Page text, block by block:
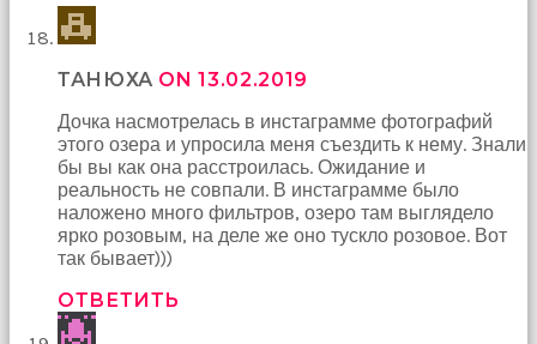
ТАНЮХА ON 13.02.2019
Дочка насмотрелась в инстаграмме фотографий
этого озера и упросила меня съездить к нему. Знали
бы вы как она расстроилась. Ожидание и
реальность не совпали. В инстаграмме было
наложено много фильтров, озеро там выглядело
ярко розовым, на деле же оно тускло розовое. Вот
так бывает)))
ОТВЕТИТЬ